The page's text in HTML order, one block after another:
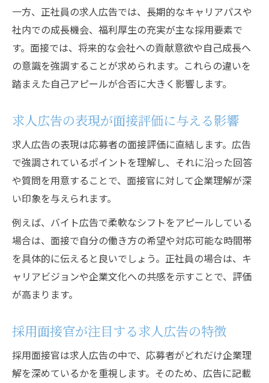
一方、正社員の求人広告では、長期的なキャリアパスや
社内での成長機会、福利厚生の充実が主な採用要素で
す。面接では、将来的な会社への貢献意欲や自己成長へ
の意識を強調することが求められます。これらの違いを
踏まえた自己アピールが合否に大きく影響します。
求人広告の表現が面接評価に与える影響
求人広告の表現は応募者の面接評価に直結します。広告
で強調されているポイントを理解し、それに沿った回答
や質問を用意することで、面接官に対して企業理解が深
い印象を与えられます。
例えば、バイト広告で柔軟なシフトをアピールしている
場合は、面接で自分の働き方の希望や対応可能な時間帯
を具体的に伝えると良いでしょう。正社員の場合は、キ
ャリアビジョンや企業文化への共感を示すことで、評価
が高まります。
採用面接官が注目する求人広告の特徴
採用面接官は求人広告の中で、応募者がどれだけ企業理
解を深めているかを重視します。そのため、広告に記載